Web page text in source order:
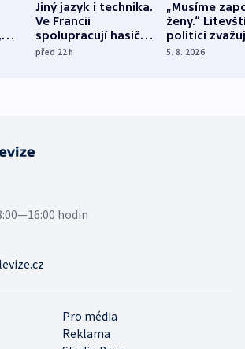
Jiný jazyk i technika.
Ve Francii
spolupracují hasiči z
různých zemí
před 22h
„Musíme
ženy.“
politici
dohodu o
5. 8. 2026
Pro média
Reklama
hodin